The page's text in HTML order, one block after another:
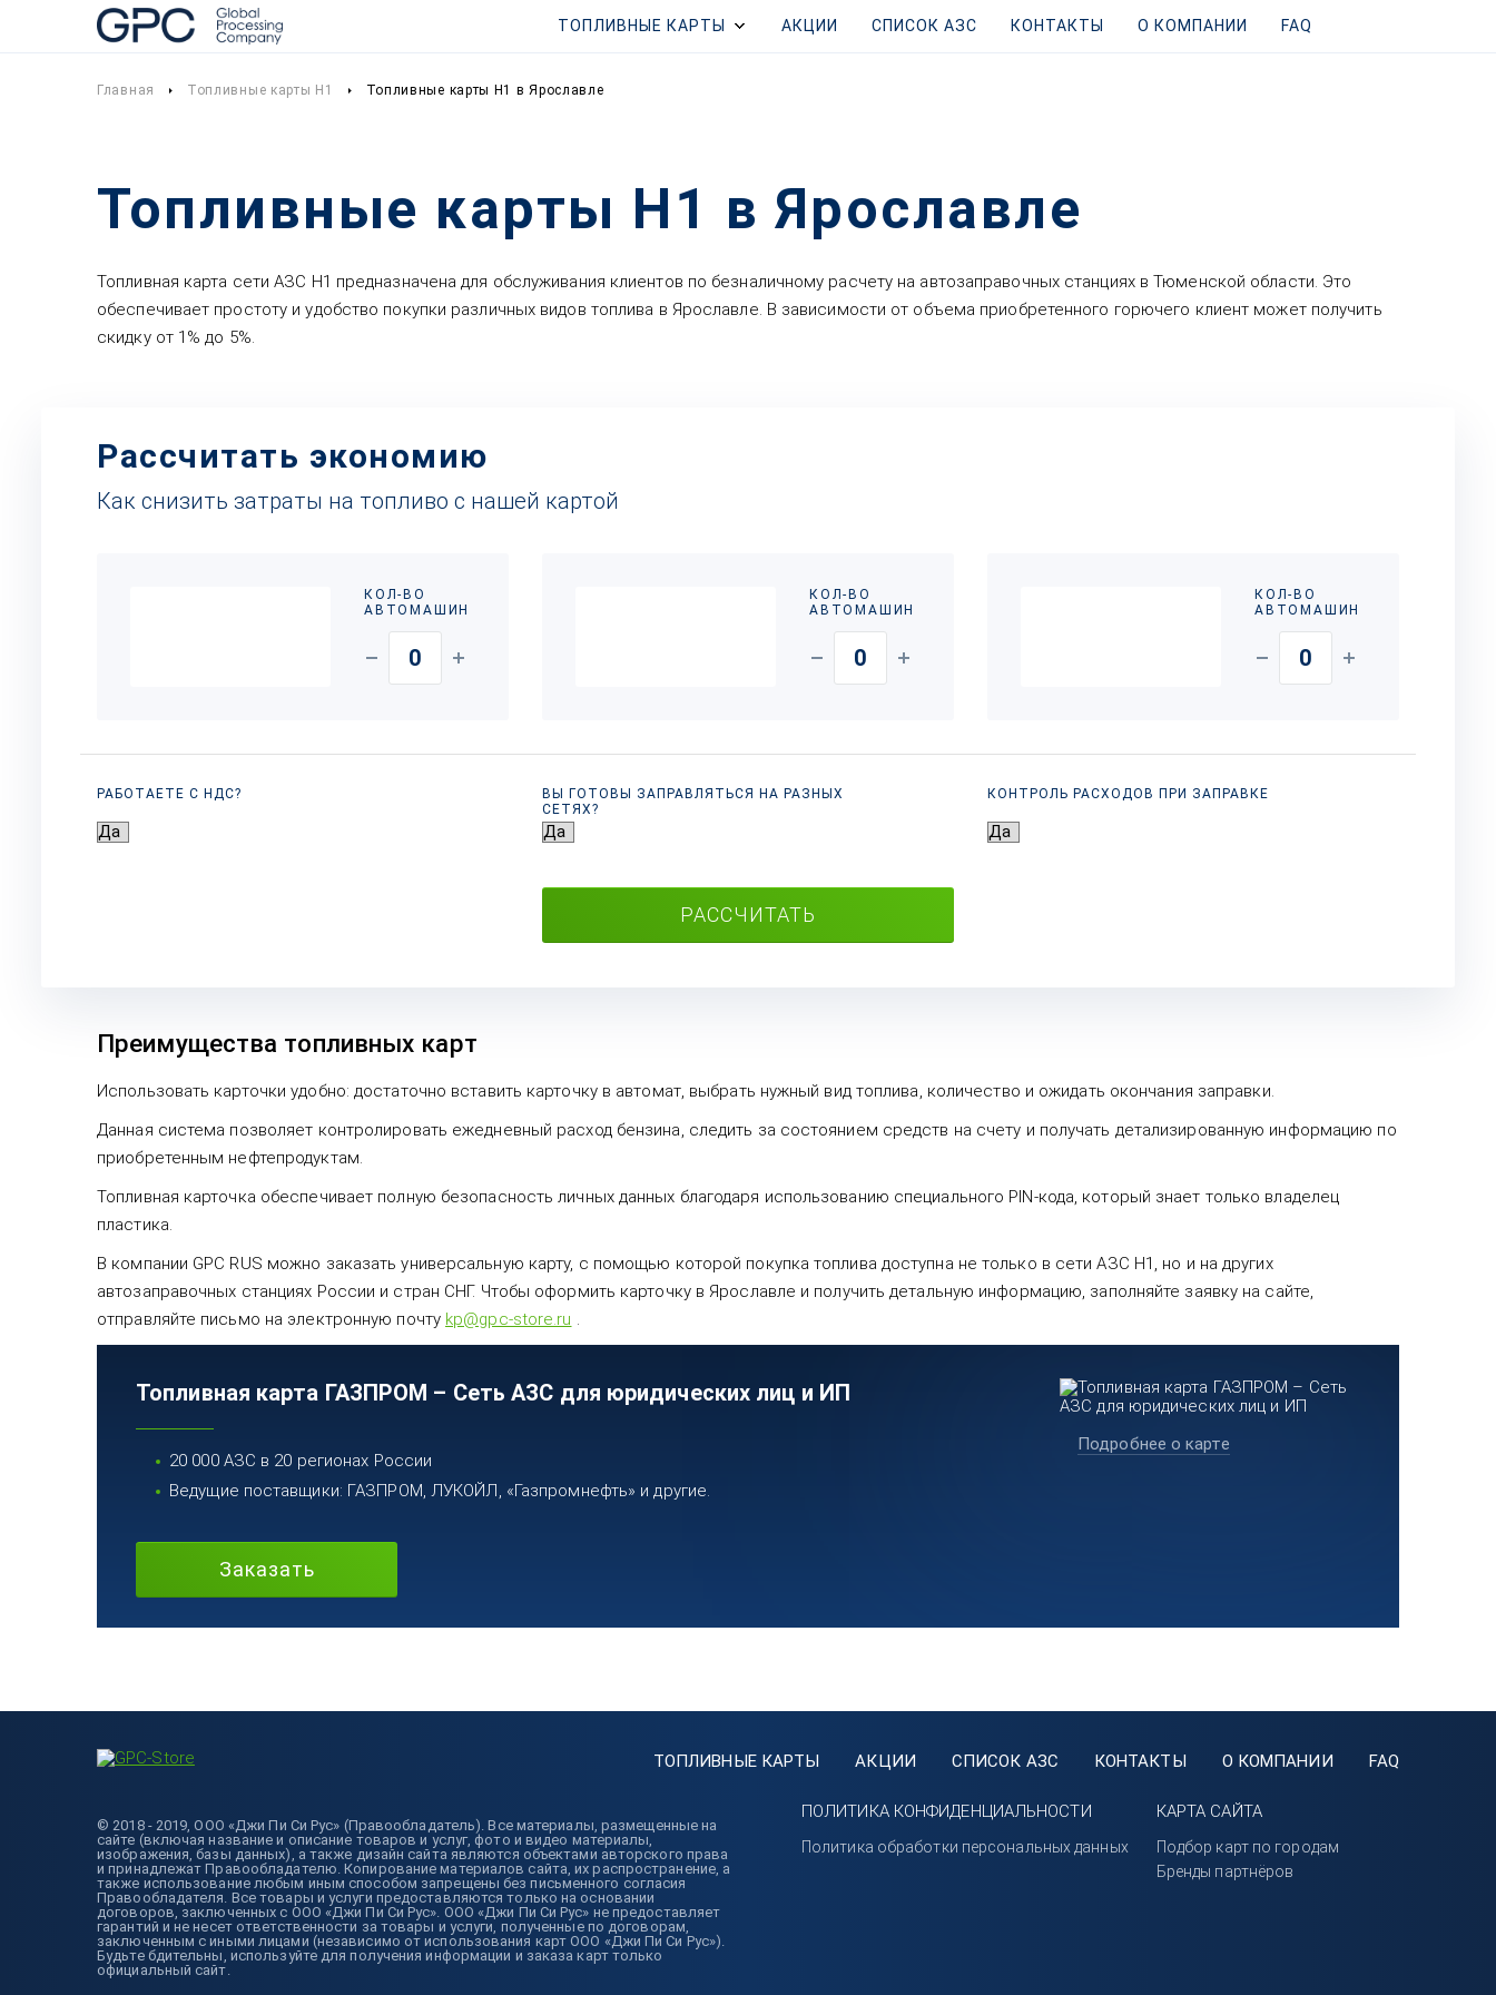
ТОПЛИВНЫЕ КАРТЫ АКЦИИ СПИСОК АЗС КОНТАКТЫ О КОМПАНИИ FAQ
Главная Топливные карты Н1 Топливные карты Н1 в Ярославле
Топливные карты Н1 в Ярославле
Топливная карта сети АЗС Н1 предназначена для обслуживания клиентов по безналичному расчету на автозаправочных станциях в Тюменской области. Это
обеспечивает простоту и удобство покупки различных видов топлива в Ярославле. В зависимости от объема приобретенного горючего клиент может получить
скидку от 1% до 5%.
Рассчитать экономию
Как снизить затраты на топливо с нашей картой
КОЛ-ВО
АВТОМАШИН
КОЛ-ВО
АВТОМАШИН
КОЛ-ВО
АВТОМАШИН
РАБОТАЕТЕ С НДС?
ВЫ ГОТОВЫ ЗАПРАВЛЯТЬСЯ НА РАЗНЫХ
СЕТЯХ?
КОНТРОЛЬ РАСХОДОВ ПРИ ЗАПРАВКЕ
РАССЧИТАТЬ
Преимущества топливных карт
Использовать карточки удобно: достаточно вставить карточку в автомат, выбрать нужный вид топлива, количество и ожидать окончания заправки.
Данная система позволяет контролировать ежедневный расход бензина, следить за состоянием средств на счету и получать детализированную информацию по
приобретенным нефтепродуктам.
Топливная карточка обеспечивает полную безопасность личных данных благодаря использованию специального PIN-кода, который знает только владелец
пластика.
В компании GPC RUS можно заказать универсальную карту, с помощью которой покупка топлива доступна не только в сети АЗС Н1, но и на других
автозаправочных станциях России и стран СНГ. Чтобы оформить карточку в Ярославле и получить детальную информацию, заполняйте заявку на сайте,
отправляйте письмо на электронную почту kp@gpc-store.ru .
Топливная карта ГАЗПРОМ – Сеть АЗС для юридических лиц и ИП
20 000 АЗС в 20 регионах России
Ведущие поставщики: ГАЗПРОМ, ЛУКОЙЛ, «Газпромнефть» и другие.
Заказать
Подробнее о карте
ТОПЛИВНЫЕ КАРТЫ АКЦИИ СПИСОК АЗС КОНТАКТЫ О КОМПАНИИ FAQ
© 2018 - 2019, ООО «Джи Пи Си Рус» (Правообладатель). Все материалы, размещенные на
сайте (включая название и описание товаров и услуг, фото и видео материалы,
изображения, базы данных), а также дизайн сайта являются объектами авторского права
и принадлежат Правообладателю. Копирование материалов сайта, их распространение, а
также использование любым иным способом запрещены без письменного согласия
Правообладателя. Все товары и услуги предоставляются только на основании
договоров, заключенных с ООО «Джи Пи Си Рус». ООО «Джи Пи Си Рус» не предоставляет
гарантий и не несет ответственности за товары и услуги, полученные по договорам,
заключенным с иными лицами (независимо от использования карт ООО «Джи Пи Си Рус»).
Будьте бдительны, используйте для получения информации и заказа карт только
официальный сайт.
ПОЛИТИКА КОНФИДЕНЦИАЛЬНОСТИ
Политика обработки персональных данных
КАРТА САЙТА
Подбор карт по городам
Бренды партнёров